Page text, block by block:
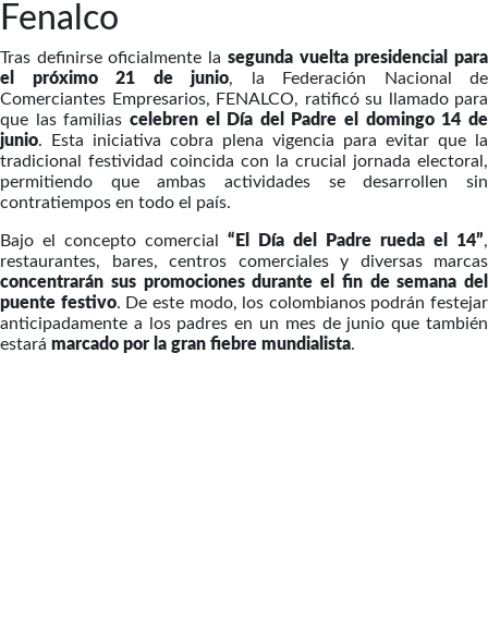
Fenalco
Tras definirse oficialmente la segunda vuelta presidencial para
el próximo 21 de junio, la Federación Nacional de
Comerciantes Empresarios, FENALCO, ratificó su llamado para
que las familias celebren el Día del Padre el domingo 14 de
junio. Esta iniciativa cobra plena vigencia para evitar que la
tradicional festividad coincida con la crucial jornada electoral,
permitiendo que ambas actividades se desarrollen sin
contratiempos en todo el país.
Bajo el concepto comercial “El Día del Padre rueda el 14”,
restaurantes, bares, centros comerciales y diversas marcas
concentrarán sus promociones durante el fin de semana del
puente festivo. De este modo, los colombianos podrán festejar
anticipadamente a los padres en un mes de junio que también
estará marcado por la gran fiebre mundialista.